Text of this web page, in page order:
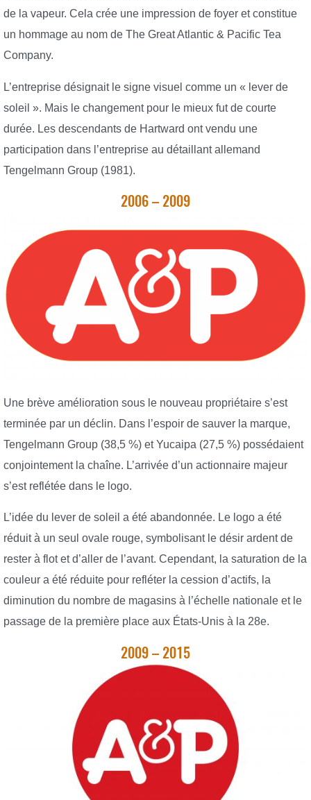
de la vapeur. Cela crée une impression de foyer et constitue
un hommage au nom de The Great Atlantic & Pacific Tea
Company.
L’entreprise désignait le signe visuel comme un « lever de
soleil ». Mais le changement pour le mieux fut de courte
durée. Les descendants de Hartward ont vendu une
participation dans l’entreprise au détaillant allemand
Tengelmann Group (1981).
2006 – 2009
Une brève amélioration sous le nouveau propriétaire s’est
terminée par un déclin. Dans l’espoir de sauver la marque,
Tengelmann Group (38,5 %) et Yucaipa (27,5 %) possédaient
conjointement la chaîne. L’arrivée d’un actionnaire majeur
s’est reflétée dans le logo.
L’idée du lever de soleil a été abandonnée. Le logo a été
réduit à un seul ovale rouge, symbolisant le désir ardent de
rester à flot et d’aller de l’avant. Cependant, la saturation de la
couleur a été réduite pour refléter la cession d’actifs, la
diminution du nombre de magasins à l’échelle nationale et le
passage de la première place aux États-Unis à la 28e.
2009 – 2015